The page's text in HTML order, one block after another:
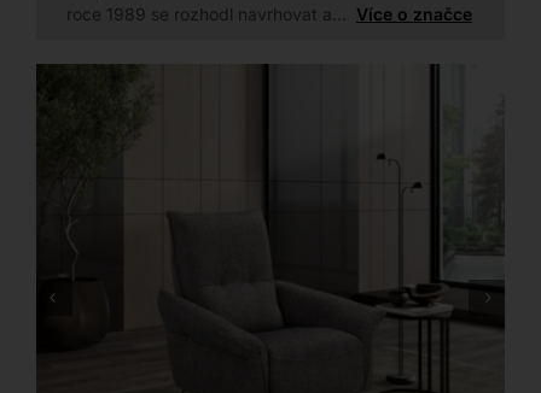
roce 1989 se rozhodl navrhovat a… Více o značce